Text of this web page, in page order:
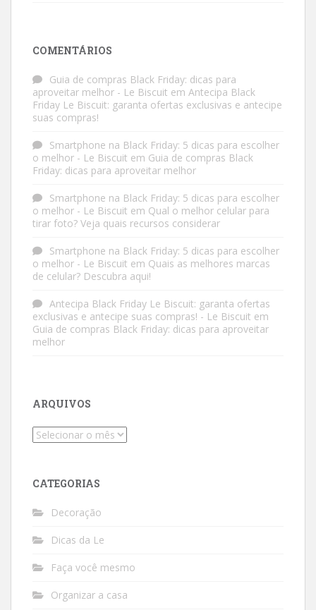
COMENTÁRIOS
Guia de compras Black Friday: dicas para
aproveitar melhor - Le Biscuit em Antecipa Black
Friday Le Biscuit: garanta ofertas exclusivas e antecipe
suas compras!
Smartphone na Black Friday: 5 dicas para escolher
o melhor - Le Biscuit em Guia de compras Black
Friday: dicas para aproveitar melhor
Smartphone na Black Friday: 5 dicas para escolher
o melhor - Le Biscuit em Qual o melhor celular para
tirar foto? Veja quais recursos considerar
Smartphone na Black Friday: 5 dicas para escolher
o melhor - Le Biscuit em Quais as melhores marcas
de celular? Descubra aqui!
Antecipa Black Friday Le Biscuit: garanta ofertas
exclusivas e antecipe suas compras! - Le Biscuit em
Guia de compras Black Friday: dicas para aproveitar
melhor
ARQUIVOS
Arquivos
CATEGORIAS
Decoração
Dicas da Le
Faça você mesmo
Organizar a casa